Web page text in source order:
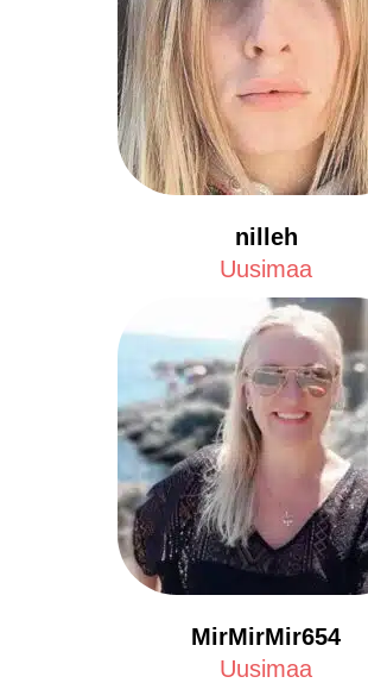
nilleh
Uusimaa
MirMirMir654
Uusimaa